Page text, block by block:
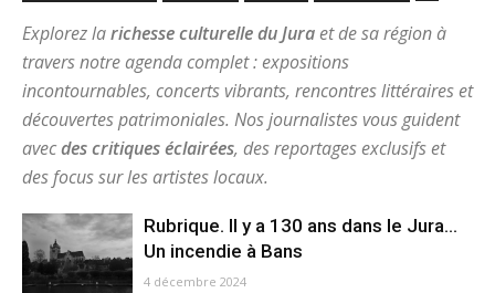
Explorez larichesse culturelle du Juraet de sa région à
travers notre agenda complet : expositions
incontournables, concerts vibrants, rencontres littéraires et
découvertes patrimoniales. Nos journalistes vous guident
avecdes critiques éclairées, des reportages exclusifs et
des focus sur les artistes locaux.
Rubrique. Il y a 130 ans dans le Jura…
Un incendie à Bans
4 décembre 2024